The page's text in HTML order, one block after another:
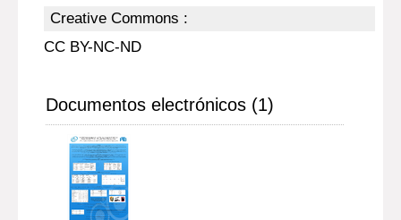
Creative Commons :
CC BY-NC-ND
Documentos electrónicos (1)